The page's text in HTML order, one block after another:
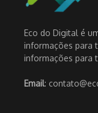
Eco do Digital é
informações para
informações para
Email: